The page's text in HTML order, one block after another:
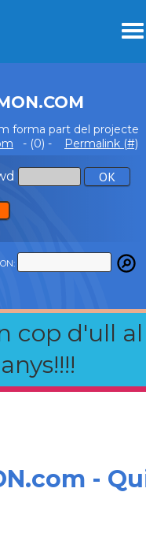
forma part del projecte
- (0) - Permalink (#)
cop d'ull al
-